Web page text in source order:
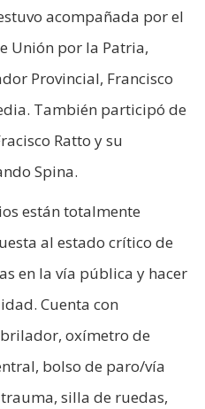
acompañada por el
Unión por la Patria,
Provincial, Francisco
También participó de
Ratto y su
Spina.
están totalmente
al estado crítico de
en la vía pública y hacer
Cuenta con
oxímetro de
bolso de paro/vía
silla de ruedas,